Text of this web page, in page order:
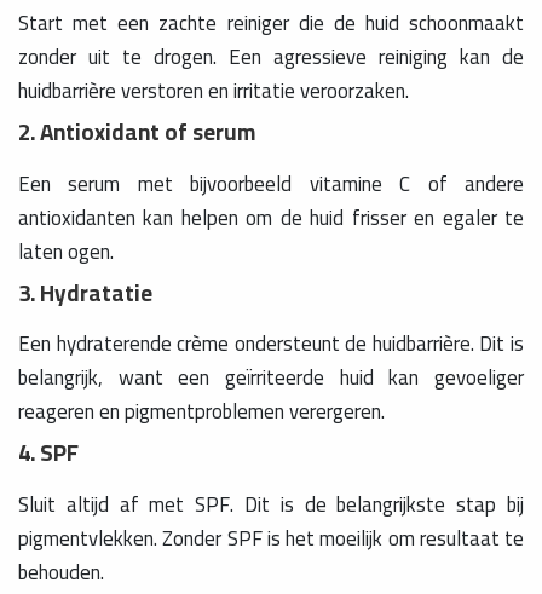
Start met een zachte reiniger die de huid schoonmaakt
zonder uit te drogen. Een agressieve reiniging kan de
huidbarrière verstoren en irritatie veroorzaken.
2. Antioxidant of serum
Een serum met bijvoorbeeld vitamine C of andere
antioxidanten kan helpen om de huid frisser en egaler te
laten ogen.
3. Hydratatie
Een hydraterende crème ondersteunt de huidbarrière. Dit is
belangrijk, want een geïrriteerde huid kan gevoeliger
reageren en pigmentproblemen verergeren.
4. SPF
Sluit altijd af met SPF. Dit is de belangrijkste stap bij
pigmentvlekken. Zonder SPF is het moeilijk om resultaat te
behouden.